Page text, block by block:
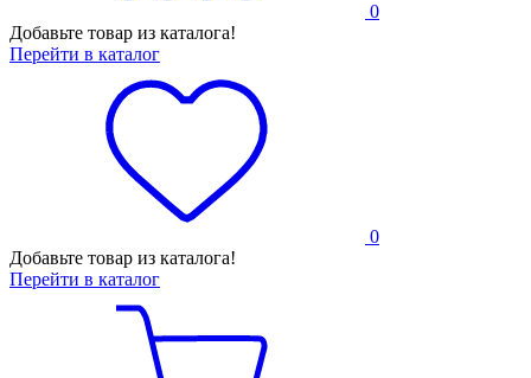
0
Добавьте товар из каталога!
Перейти в каталог
0
Добавьте товар из каталога!
Перейти в каталог